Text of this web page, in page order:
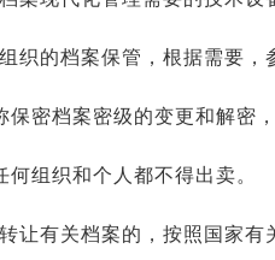
织的档案保管，根据需要，
密档案密级的变更和解密
组织和个人都不得出卖。
让有关档案的，按照国家有